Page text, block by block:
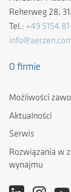
Reherweg 28,
Tel.: +49 5154
O firmie
Możliwości
Aktualności
Serwis
Rozwiązania w
wynajmu